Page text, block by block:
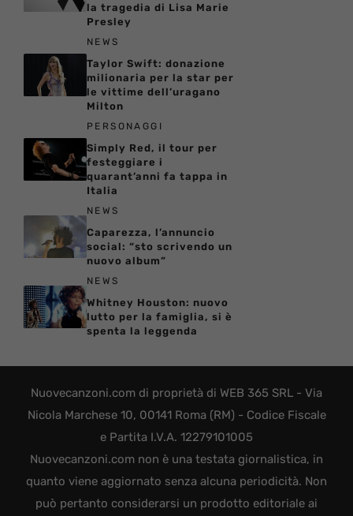
la tragedia di Lisa Marie
Presley
NEWS
Taylor Swift: donazione
milionaria per la star per
le vittime dell’uragano
Milton
PERSONAGGI
Simply Red, il tour per
festeggiare i
quarant’anni fa tappa in
Italia
NEWS
Caparezza, l’annuncio
social: “sto scrivendo un
nuovo album”
NEWS
Whitney Houston: nuovo
lutto per la famiglia, si è
spenta la leggenda
Nuovecanzoni.com di proprietà di WEB 365 SRL - Via
Nicola Marchese 10, 00141 Roma (RM) - Codice Fiscale
e Partita I.V.A. 12279101005
Nuovecanzoni.com non è una testata giornalistica, in
quanto viene aggiornato senza alcuna periodicità. Non
può pertanto considerarsi un prodotto editoriale ai